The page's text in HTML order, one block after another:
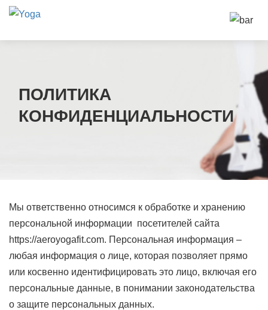
ПОЛИТИКА
КОНФИДЕНЦИАЛЬНОСТИ
Мы ответственно относимся к обработке и хранению
персональной информации посетителей сайта
https://aeroyogafit.com. Персональная информация –
любая информация о лице, которая позволяет прямо
или косвенно идентифицировать это лицо, включая его
персональные данные, в понимании законодательства
о защите персональных данных.